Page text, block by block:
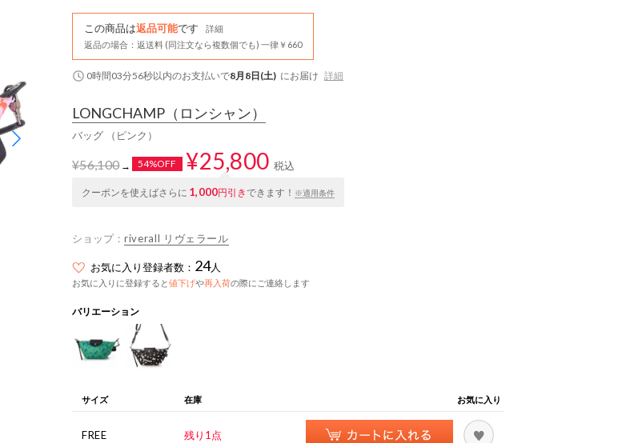
この商品は返品可能です
詳細
返品の場合：返送料 (同注文なら複数個でも) 一律￥660
0時間03分56秒以内のお支払いで8月8日(土) にお届け 詳細
LONGCHAMP （ロンシャン）
バッグ （ピンク）
¥56,100→ 54%OFF ¥25,800 税込
クーポンを使えばさらに 1,000円引きできます！ ※適用条件
ショップ： riverall リヴェラール
お気に入り登録者数： 24人
お気に入りに登録すると値下げや再入荷の際にご連絡します
バリエーション
サイズ 在庫 お気に入り
FREE 残り1点